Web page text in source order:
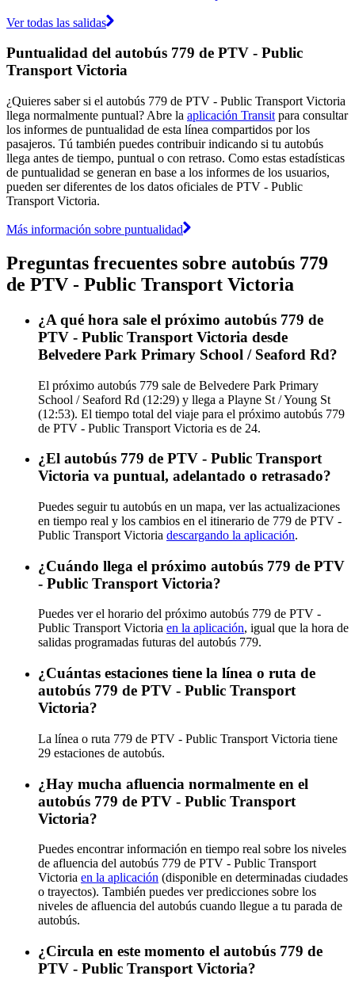
Ver todas las salidas
Puntualidad del autobús 779 de PTV - Public
Transport Victoria
¿Quieres saber si el autobús 779 de PTV - Public Transport Victoria
llega normalmente puntual? Abre la aplicación Transit para consultar
los informes de puntualidad de esta línea compartidos por los
pasajeros. Tú también puedes contribuir indicando si tu autobús
llega antes de tiempo, puntual o con retraso. Como estas estadísticas
de puntualidad se generan en base a los informes de los usuarios,
pueden ser diferentes de los datos oficiales de PTV - Public
Transport Victoria.
Más información sobre puntualidad
Preguntas frecuentes sobre autobús 779
de PTV - Public Transport Victoria
¿A qué hora sale el próximo autobús 779 de
PTV - Public Transport Victoria desde
Belvedere Park Primary School / Seaford Rd?
El próximo autobús 779 sale de Belvedere Park Primary
School / Seaford Rd (12:29) y llega a Playne St / Young St
(12:53). El tiempo total del viaje para el próximo autobús 779
de PTV - Public Transport Victoria es de 24.
¿El autobús 779 de PTV - Public Transport
Victoria va puntual, adelantado o retrasado?
Puedes seguir tu autobús en un mapa, ver las actualizaciones
en tiempo real y los cambios en el itinerario de 779 de PTV -
Public Transport Victoria descargando la aplicación.
¿Cuándo llega el próximo autobús 779 de PTV
- Public Transport Victoria?
Puedes ver el horario del próximo autobús 779 de PTV -
Public Transport Victoria en la aplicación, igual que la hora de
salidas programadas futuras del autobús 779.
¿Cuántas estaciones tiene la línea o ruta de
autobús 779 de PTV - Public Transport
Victoria?
La línea o ruta 779 de PTV - Public Transport Victoria tiene
29 estaciones de autobús.
¿Hay mucha afluencia normalmente en el
autobús 779 de PTV - Public Transport
Victoria?
Puedes encontrar información en tiempo real sobre los niveles
de afluencia del autobús 779 de PTV - Public Transport
Victoria en la aplicación (disponible en determinadas ciudades
o trayectos). También puedes ver predicciones sobre los
niveles de afluencia del autobús cuando llegue a tu parada de
autobús.
¿Circula en este momento el autobús 779 de
PTV - Public Transport Victoria?